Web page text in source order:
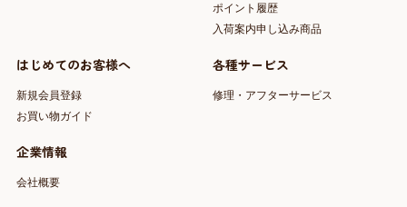
ポイント履歴
入荷案内申し込み商品
はじめてのお客様へ
新規会員登録
お買い物ガイド
各種サービス
修理・アフターサービス
企業情報
会社概要